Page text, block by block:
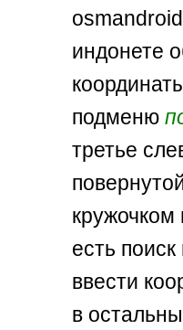
индонете
подменю
третье
кружочком
есть
ввести
в